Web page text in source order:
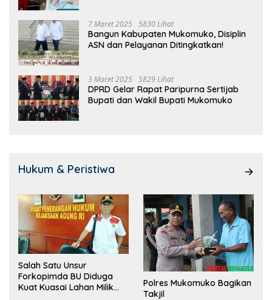
7 Maret 2025 5830 Lihat
Bangun Kabupaten Mukomuko, Disiplin
ASN dan Pelayanan Ditingkatkan!
3 Maret 2025 5829 Lihat
DPRD Gelar Rapat Paripurna Sertijab
Bupati dan Wakil Bupati Mukomuko
Hukum & Peristiwa
Salah Satu Unsur
Forkopimda BU Diduga
Kuat Kuasai Lahan Milik
Polres Mukomuko Bagikan
Takjil